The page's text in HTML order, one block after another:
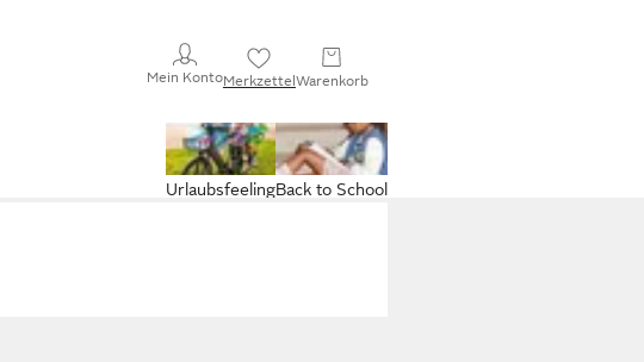
Mein KontoMerkzettelWarenkorb
Back to School
Urlaubsfeeling